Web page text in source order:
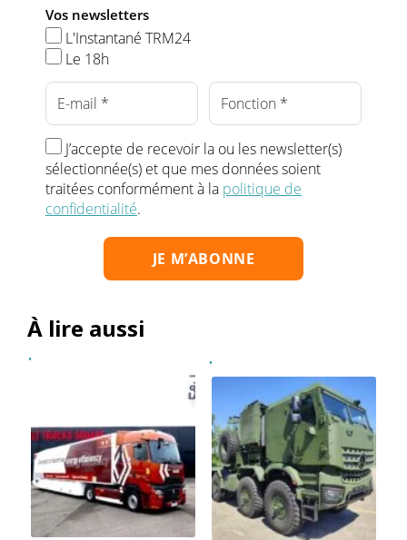
Vos newsletters
L'Instantané TRM24
Le 18h
J’accepte de recevoir la ou les newsletter(s)
sélectionnée(s) et que mes données soient
traitées conformément à la politique de
confidentialité.
À lire aussi